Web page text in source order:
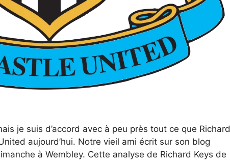
je suis d’accord avec à peu près tout ce que Richard
aujourd’hui. Notre vieil ami écrit sur son blog
à Wembley. Cette analyse de Richard Keys de